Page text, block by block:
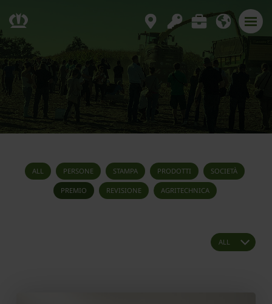
ALL PERSONE STAMPA PRODOTTI SOCIETÀ
PREMIO REVISIONE AGRITECHNICA